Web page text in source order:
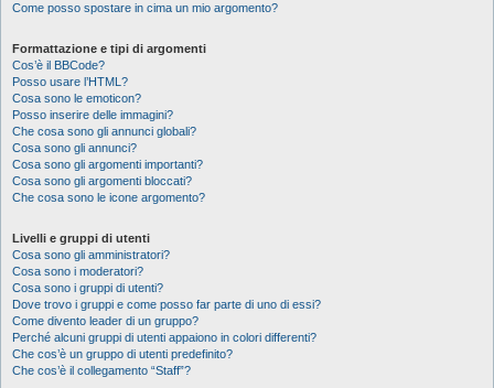
Come posso spostare in cima un mio argomento?
Formattazione e tipi di argomenti
Cos’è il BBCode?
Posso usare l’HTML?
Cosa sono le emoticon?
Posso inserire delle immagini?
Che cosa sono gli annunci globali?
Cosa sono gli annunci?
Cosa sono gli argomenti importanti?
Cosa sono gli argomenti bloccati?
Che cosa sono le icone argomento?
Livelli e gruppi di utenti
Cosa sono gli amministratori?
Cosa sono i moderatori?
Cosa sono i gruppi di utenti?
Dove trovo i gruppi e come posso far parte di uno di essi?
Come divento leader di un gruppo?
Perché alcuni gruppi di utenti appaiono in colori differenti?
Che cos’è un gruppo di utenti predefinito?
Che cos’è il collegamento “Staff”?